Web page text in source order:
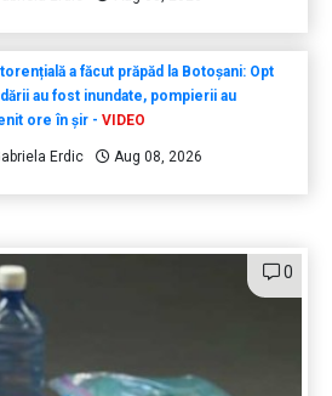
a făcut prăpăd la Botoșani: Opt
au fost inundate, pompierii au
ore în șir - VIDEO
Erdic Aug 08, 2026
0